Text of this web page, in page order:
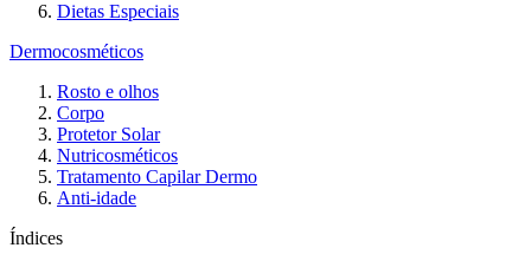
Dietas Especiais
Dermocosméticos
Rosto e olhos
Corpo
Protetor Solar
Nutricosméticos
Tratamento Capilar Dermo
Anti-idade
Índices